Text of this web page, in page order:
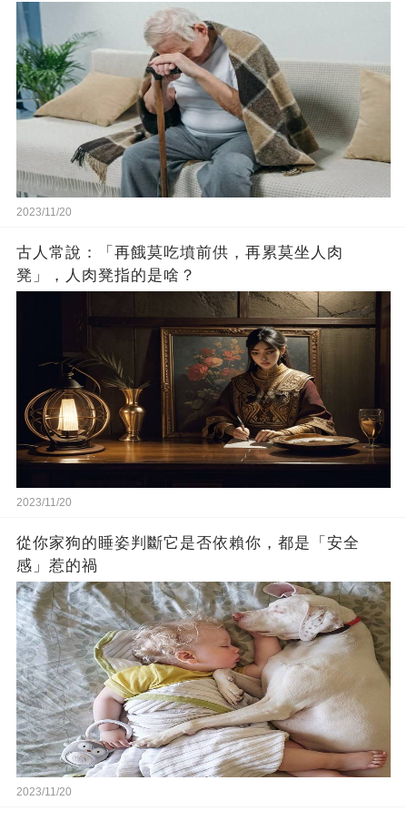
2023/11/20
古人常說：「再餓莫吃墳前供，再累莫坐人肉
凳」，人肉凳指的是啥？
2023/11/20
從你家狗的睡姿判斷它是否依賴你，都是「安全
感」惹的禍
2023/11/20